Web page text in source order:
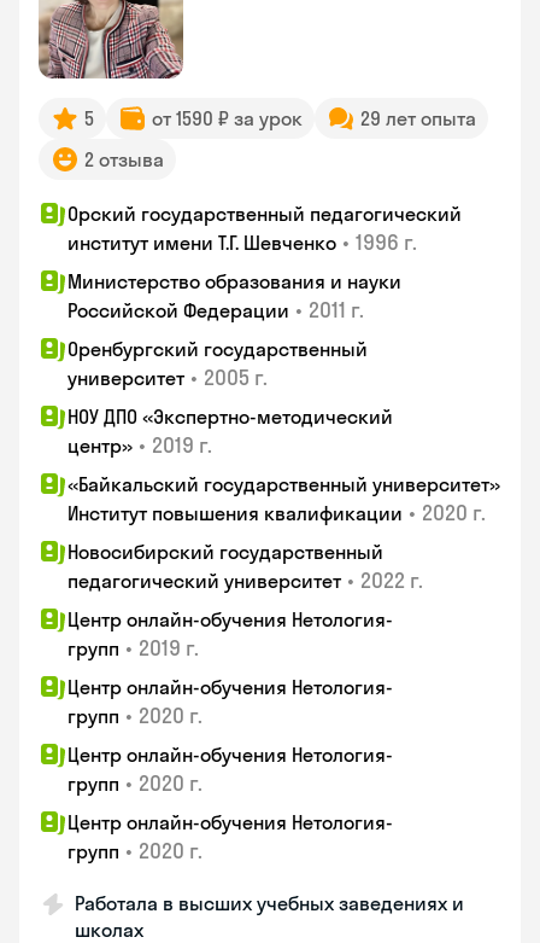
5 от 1590 ₽ за урок
29 лет опыта
2 отзыва
Орский государственный педагогический
институт имени Т.Г. Шевченко • 1996 г.
Министерство образования и науки
Российской Федерации • 2011 г.
Оренбургский государственный
университет • 2005 г.
НОУ ДПО «Экспертно-методический
центр» • 2019 г.
«Байкальский государственный университет»
Институт повышения квалификации • 2020 г.
Новосибирский государственный
педагогический университет • 2022 г.
Центр онлайн-обучения Нетология-
групп • 2019 г.
Центр онлайн-обучения Нетология-
групп • 2020 г.
Центр онлайн-обучения Нетология-
групп • 2020 г.
Центр онлайн-обучения Нетология-
групп • 2020 г.
Работала в высших учебных заведениях и
школах